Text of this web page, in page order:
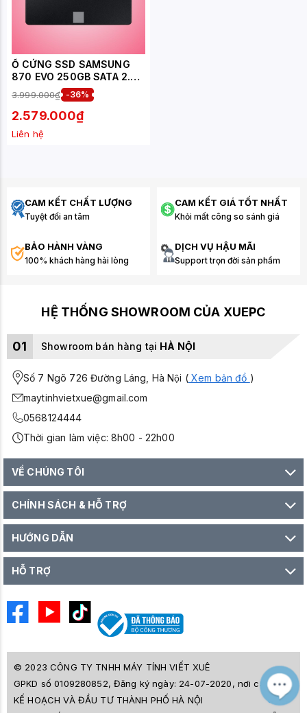
Ổ CỨNG SSD SAMSUNG
870 EVO 250GB SATA 2.5
INCH ( ĐỌC 550MB/S - GHI
530MB/S) - (MZ-
77E250BW)
3.999.000₫ -36%
2.579.000₫
Liên hệ
CAM KẾT CHẤT LƯỢNG
Tuyệt đối an tâm
CAM KẾT GIÁ TỐT NHẤT
Khỏi mất công so sánh giá
BẢO HÀNH VÀNG
100% khách hàng hài lòng
DỊCH VỤ HẬU MÃI
Support trọn đời sản phẩm
HỆ THỐNG SHOWROOM CỦA XUEPC
01 Showroom bán hàng tại HÀ NỘI
Số 7 Ngõ 726 Đường Láng, Hà Nội (Xem bản đồ )
maytinhvietxue@gmail.com
0568124444
Thời gian làm việc: 8h00 - 22h00
VỀ CHÚNG TÔI
CHÍNH SÁCH & HỖ TRỢ
HƯỚNG DẪN
HỖ TRỢ
© 2023 CÔNG TY TNHH MÁY TÍNH VIẾT XUÊ
GPKD số 0109280852, Đăng ký ngày: 24-07-2020, nơi cấp SỞ
KẾ HOẠCH VÀ ĐẦU TƯ THÀNH PHỐ HÀ NỘI